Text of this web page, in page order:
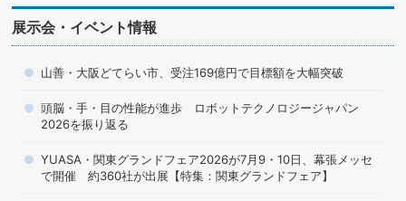
展示会・イベント情報
山善・大阪どてらい市、受注169億円で目標額を大幅突破
頭脳・手・目の性能が進歩 ロボットテクノロジージャパン
2026を振り返る
YUASA・関東グランドフェア2026が7月9・10日、幕張メッセ
で開催 約360社が出展【特集：関東グランドフェア】